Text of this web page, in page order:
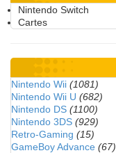
Nintendo Switch
Cartes
Nintendo Wii (1081)
Nintendo Wii U (682)
Nintendo DS (1100)
Nintendo 3DS (929)
Retro-Gaming (15)
GameBoy Advance (67)